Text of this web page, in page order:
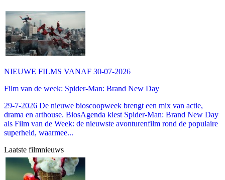
NIEUWE FILMS VANAF 30-07-2026
Film van de week: Spider-Man: Brand New Day
29-7-2026 De nieuwe bioscoopweek brengt een mix van actie,
drama en arthouse. BiosAgenda kiest Spider-Man: Brand New Day
als Film van de Week: de nieuwste avonturenfilm rond de populaire
superheld, waarmee...
Laatste filmnieuws